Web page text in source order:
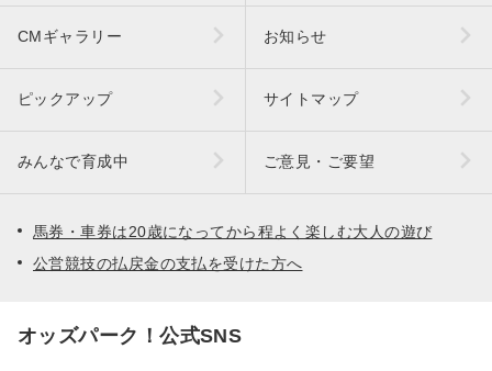
CMギャラリー お知らせ
ピックアップ サイトマップ
みんなで育成中 ご意見・ご要望
馬券・車券は20歳になってから程よく楽しむ大人の遊び
公営競技の払戻金の支払を受けた方へ
オッズパーク！公式SNS